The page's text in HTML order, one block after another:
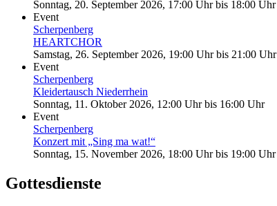
Sonntag, 20. September 2026, 17:00 Uhrbis 18:00 Uhr
Event
Scherpenberg
HEARTCHOR
Samstag, 26. September 2026, 19:00 Uhrbis 21:00 Uhr
Event
Scherpenberg
Kleidertausch Niederrhein
Sonntag, 11. Oktober 2026, 12:00 Uhrbis 16:00 Uhr
Event
Scherpenberg
Konzert mit „Sing ma wat!“
Sonntag, 15. November 2026, 18:00 Uhrbis 19:00 Uhr
Gottesdienste